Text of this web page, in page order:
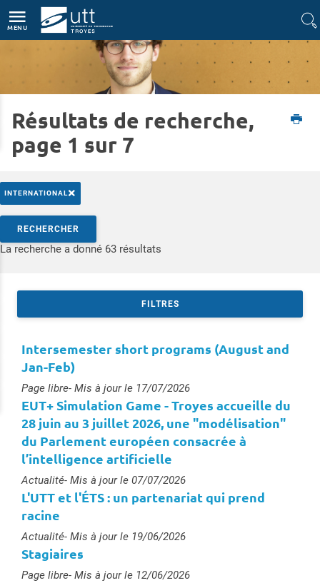
MENU
Accueil Entreprise L'insertion des diplômés en chiffres
Résultats de recherche,
page 1 sur 7
INTERNATIONAL×
Rechercher par mots-clés
RECHERCHER
La recherche a donné 63 résultats
FILTRES
Intersemester short programs (August and
Jan-Feb)
Type :
Page libre- Mis à jour le 17/07/2026
EUT+ Simulation Game - Troyes accueille du
28 juin au 3 juillet 2026, une "modélisation"
du Parlement européen consacrée à
l’intelligence artificielle
Type :
Actualité- Mis à jour le 07/07/2026
L'UTT et l'ÉTS : un partenariat qui prend
racine
Type :
Actualité- Mis à jour le 19/06/2026
Stagiaires
Type :
Page libre- Mis à jour le 12/06/2026